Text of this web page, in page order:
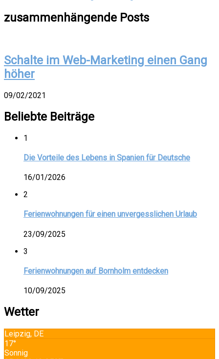
zusammenhängende Posts
Schalte im Web-Marketing einen Gang
höher
09/02/2021
Beliebte Beiträge
1
Die Vorteile des Lebens in Spanien für Deutsche
16/01/2026
2
Ferienwohnungen für einen unvergesslichen Urlaub
23/09/2025
3
Ferienwohnungen auf Bornholm entdecken
10/09/2025
Wetter
Leipzig, DE
17°
Sonnig